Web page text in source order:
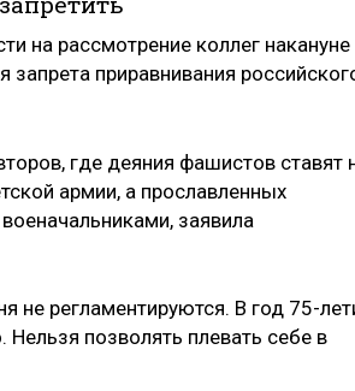
на рассмотрение коллег накануне
приравнивания
где деяния фашистов ставят
армии, а прославленных
заявила
не регламентируются. В год 75-
позволять плевать себе в